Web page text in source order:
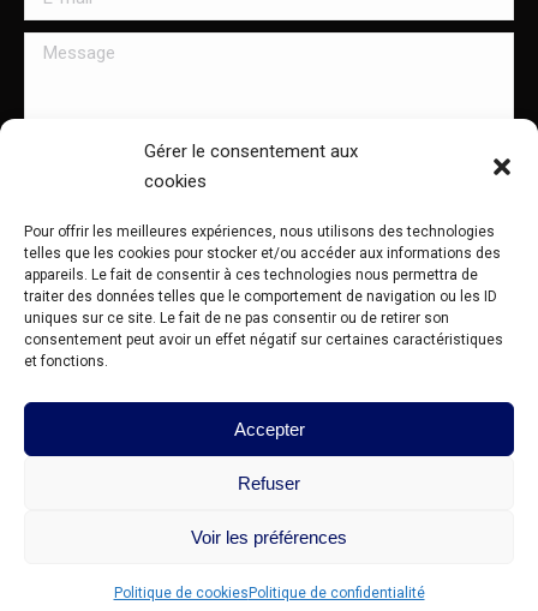
Gérer le consentement aux
cookies
Pour offrir les meilleures expériences, nous utilisons des technologies
telles que les cookies pour stocker et/ou accéder aux informations des
appareils. Le fait de consentir à ces technologies nous permettra de
traiter des données telles que le comportement de navigation ou les ID
uniques sur ce site. Le fait de ne pas consentir ou de retirer son
consentement peut avoir un effet négatif sur certaines caractéristiques
et fonctions.
Accepter
Refuser
Voir les préférences
Politique de cookies Politique de confidentialité
Message
premium WordPress themes
Mentions légales